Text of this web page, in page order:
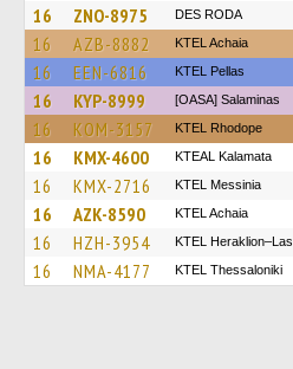
16 ZNO-8975 DES RODA
16 AZB-8882 KTEL Achaia
16 EEN-6816 KTEL Pellas
16 KYP-8999 [OASA] Salaminas
16 KOM-3157 KTEL Rhodope
16 KMX-4600 KTEAL Kalamata
16 KMX-2716 KTEL Messinia
16 AZK-8590 KTEL Achaia
16 HZH-3954 KTEL Heraklion–Las.
16 NMA-4177 KTEL Thessaloniki